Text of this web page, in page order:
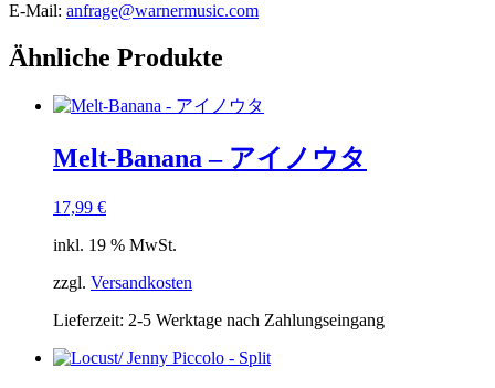
E-Mail: anfrage@warnermusic.com
Ähnliche Produkte
Melt-Banana – アイノウタ
17,99 €
inkl. 19 % MwSt.
zzgl. Versandkosten
Lieferzeit: 2-5 Werktage nach Zahlungseingang